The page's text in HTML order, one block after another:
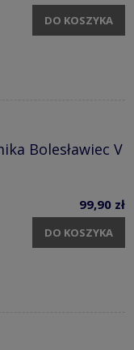
DO KOSZYKA
Bolesławiec V
99,90 zł
DO KOSZYKA